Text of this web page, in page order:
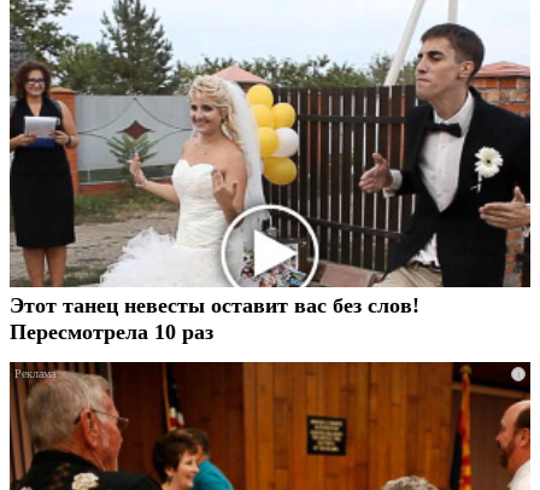
Этот танец невесты оставит вас без слов!
Пересмотрела 10 раз
i